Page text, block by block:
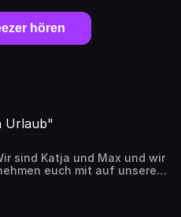
hören
Urlaub"
sind Katja und Max und wir
euch mit auf unsere
Globus. Welches Hotel hat
sollte man essen und